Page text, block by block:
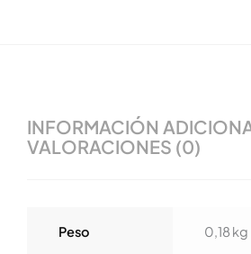
INFORMACIÓN
VALORACIONES (0)
Peso 0,18 kg